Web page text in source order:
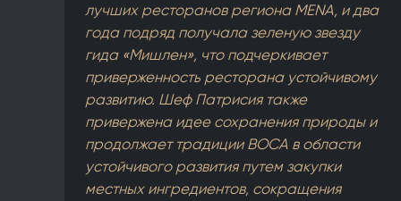
лучших ресторанов региона MENA, и два
года подряд получала зеленую звезду
гида «Мишлен», что подчеркивает
приверженность ресторана устойчивому
развитию. Шеф Патрисия также
привержена идее сохранения природы и
продолжает традиции BOCA в области
устойчивого развития путем закупки
местных ингредиентов, сокращения